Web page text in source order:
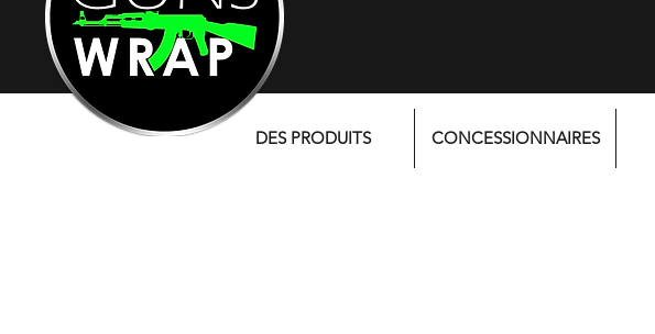
DES PRODUITS CONCESSIONNAIRES